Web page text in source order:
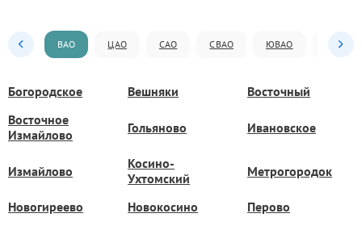
ВАО ЦАО САО СВАО ЮВАО ЮАО
Богородское Вешняки
Восточный
Восточное
Измайлово
Гольяново Ивановское
Измайлово
Косино-
Ухтомский
Метрогородок
Новогиреево Новокосино Перово